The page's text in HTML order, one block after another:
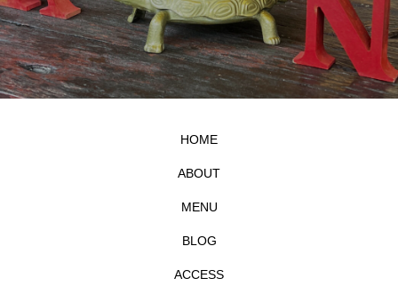
HOME
ABOUT
MENU
BLOG
ACCESS